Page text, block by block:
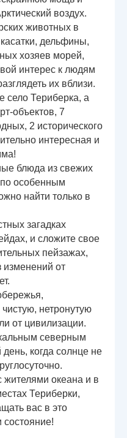
воздух.
животных в
дельфины,
хозяев морей,
интерес к людям
их вблизи.
село Териберка, а
объектов, 7
2 исторического
интересная и
блюда из свежих
по особенным
найти только в
загадках
и сложите свое
пейзажах,
изменений от
нетронутую
от цивилизации.
северным
когда солнце не
жителями океана и в
Териберки,
вас в это
состояние!